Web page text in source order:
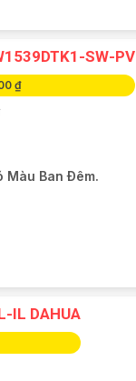
SW-PV
₫
Màu Ban Ðêm.
IL DAHUA